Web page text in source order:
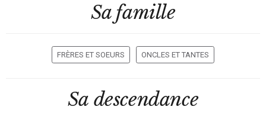
Sa famille
FRÈRES ET SOEURS ONCLES ET TANTES
Sa descendance